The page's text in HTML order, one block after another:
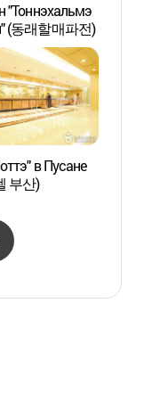
"Тоннэхальмэ
(동래할매파전)
в Пусане
부산)